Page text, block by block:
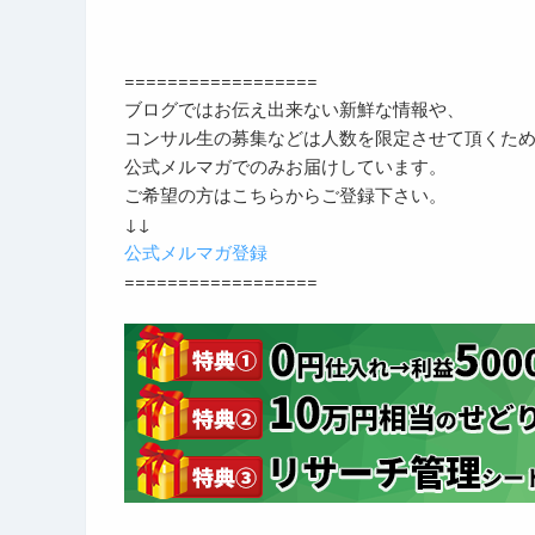
==================
ブログではお伝え出来ない新鮮な情報や、
コンサル生の募集などは人数を限定させて頂くため
公式メルマガでのみお届けしています。
ご希望の方はこちらからご登録下さい。
↓↓
公式メルマガ登録
==================